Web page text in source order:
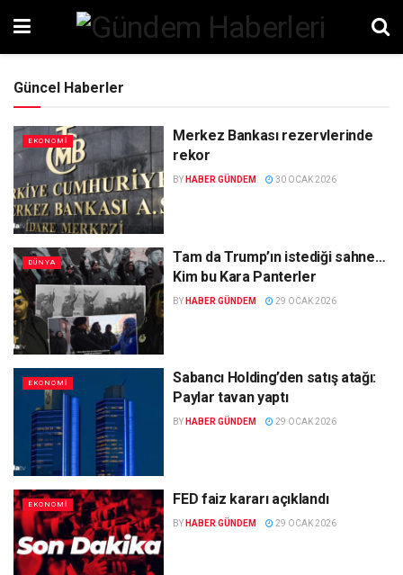
Güncel Haberler
EKONOMI
Merkez Bankası rezervlerinde
rekor
BY HABER GÜNDEM 30 OCAK 2026
DÜNYA
Tam da Trump’ın istediği sahne…
Kim bu Kara Panterler
BY HABER GÜNDEM 29 OCAK 2026
EKONOMI
Sabancı Holding’den satış atağı:
Paylar tavan yaptı
BY HABER GÜNDEM 29 OCAK 2026
EKONOMI FED faiz kararı açıklandı
BY HABER GÜNDEM 29 OCAK 2026